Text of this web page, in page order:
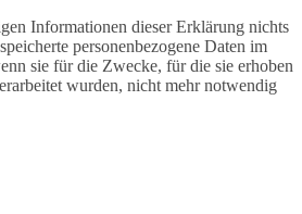
Informationen dieser Erklärung nichts
personenbezogene Daten im
sie für die Zwecke, für die sie erhoben
wurden, nicht mehr notwendig